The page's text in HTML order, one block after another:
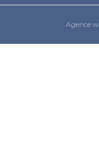
Agence